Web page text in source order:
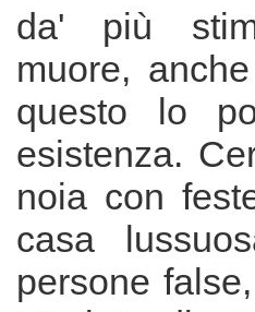
da' più
muore,
questo lo
esistenza.
noia con
casa
persone